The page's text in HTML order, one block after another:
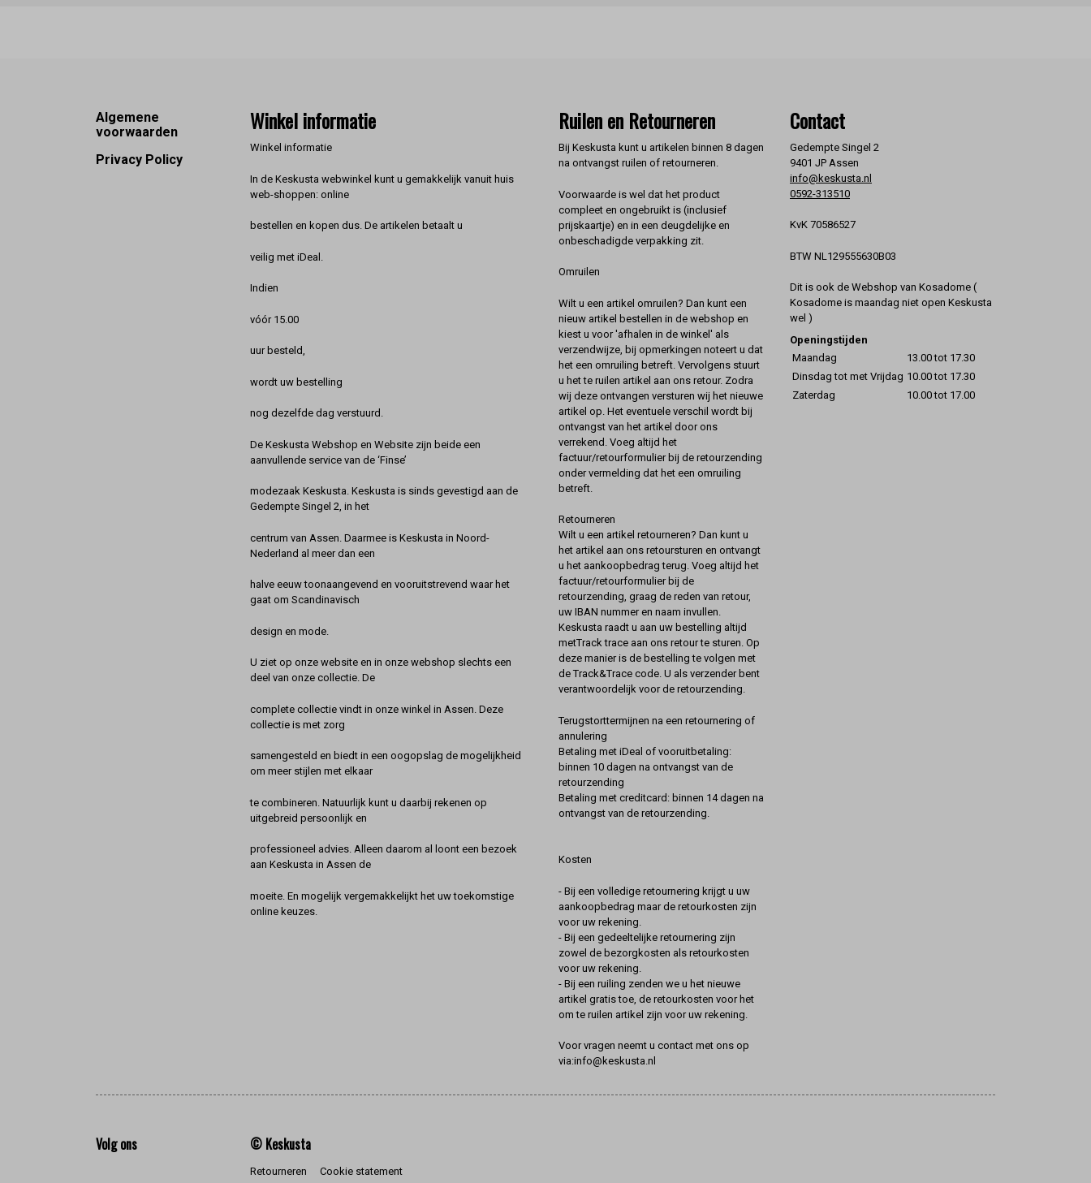
Footer
Algemene
voorwaarden
Privacy Policy
Winkel informatie
Winkel informatie
In de Keskusta webwinkel kunt u gemakkelijk vanuit huis
web-shoppen: online
bestellen en kopen dus. De artikelen betaalt u
veilig met iDeal.
Indien
vóór 15.00
uur besteld,
wordt uw bestelling
nog dezelfde dag verstuurd.
De Keskusta Webshop en Website zijn beide een
aanvullende service van de ‘Finse’
modezaak Keskusta. Keskusta is sinds gevestigd aan de
Gedempte Singel 2, in het
centrum van Assen. Daarmee is Keskusta in Noord-
Nederland al meer dan een
halve eeuw toonaangevend en vooruitstrevend waar het
gaat om Scandinavisch
design en mode.
U ziet op onze website en in onze webshop slechts een
deel van onze collectie. De
complete collectie vindt in onze winkel in Assen. Deze
collectie is met zorg
samengesteld en biedt in een oogopslag de mogelijkheid
om meer stijlen met elkaar
te combineren. Natuurlijk kunt u daarbij rekenen op
uitgebreid persoonlijk en
professioneel advies. Alleen daarom al loont een bezoek
aan Keskusta in Assen de
moeite. En mogelijk vergemakkelijkt het uw toekomstige
online keuzes.
Ruilen en Retourneren
Bij Keskusta kunt u artikelen binnen 8 dagen
na ontvangst ruilen of retourneren.
Voorwaarde is wel dat het product
compleet en ongebruikt is (inclusief
prijskaartje) en in een deugdelijke en
onbeschadigde verpakking zit.
Omruilen
Wilt u een artikel omruilen? Dan kunt een
nieuw artikel bestellen in de webshop en
kiest u voor 'afhalen in de winkel' als
verzendwijze, bij opmerkingen noteert u dat
het een omruiling betreft. Vervolgens stuurt
u het te ruilen artikel aan ons retour. Zodra
wij deze ontvangen versturen wij het nieuwe
artikel op. Het eventuele verschil wordt bij
ontvangst van het artikel door ons
verrekend. Voeg altijd het
factuur/retourformulier bij de retourzending
onder vermelding dat het een omruiling
betreft.
Retourneren
Wilt u een artikel retourneren? Dan kunt u
het artikel aan ons retoursturen en ontvangt
u het aankoopbedrag terug. Voeg altijd het
factuur/retourformulier bij de
retourzending, graag de reden van retour,
uw IBAN nummer en naam invullen.
Keskusta raadt u aan uw bestelling altijd
metTrack trace aan ons retour te sturen. Op
deze manier is de bestelling te volgen met
de Track&Trace code. U als verzender bent
verantwoordelijk voor de retourzending.
Terugstorttermijnen na een retournering of
annulering
Betaling met iDeal of vooruitbetaling:
binnen 10 dagen na ontvangst van de
retourzending
Betaling met creditcard: binnen 14 dagen na
ontvangst van de retourzending.
Kosten
- Bij een volledige retournering krijgt u uw
aankoopbedrag maar de retourkosten zijn
voor uw rekening.
- Bij een gedeeltelijke retournering zijn
zowel de bezorgkosten als retourkosten
voor uw rekening.
- Bij een ruiling zenden we u het nieuwe
artikel gratis toe, de retourkosten voor het
om te ruilen artikel zijn voor uw rekening.
Voor vragen neemt u contact met ons op
via:info@keskusta.nl
Contact
Gedempte Singel 2
9401 JP Assen
info@keskusta.nl
0592-313510
KvK 70586527
BTW NL129555630B03
Dit is ook de Webshop van Kosadome (
Kosadome is maandag niet open Keskusta
wel )
Openingstijden
Maandag
13.00 tot 17.30
Dinsdag tot met Vrijdag 10.00 tot 17.30
Zaterdag
10.00 tot 17.00
Volg ons © Keskusta
Retourneren Cookie statement